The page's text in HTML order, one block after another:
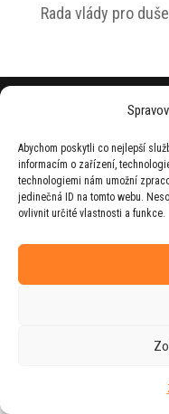
Abychom poskytli co nejlepší
informacím o zařízení,
technologiemi nám umožní
jedinečná ID na tomto webu.
ovlivnit určité vlastnosti a funkce.
Rada vlády pro
© 2026 Jiří
Web vytvořila